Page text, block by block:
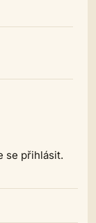
se přihlásit.